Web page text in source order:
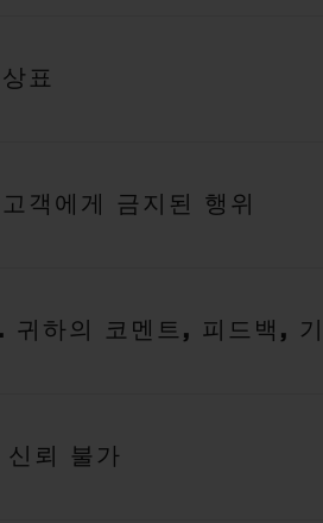
표
객에게 금지된 행위
귀하의 코멘트, 피드백,
신뢰 불가